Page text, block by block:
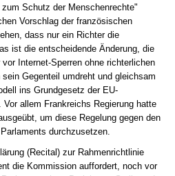
Schutz der Menschenrechte"
Vorschlag der französischen
dass nur ein Richter die
ist die entscheidende Änderung, die
Internet-Sperren ohne richterlichen
Gegenteil umdreht und gleichsam
ins Grundgesetz der EU-
allem Frankreichs Regierung hatte
um diese Regelung gegen den
durchzusetzen.
(Recital) zur Rahmenrichtlinie
die Kommission auffordert, noch vor